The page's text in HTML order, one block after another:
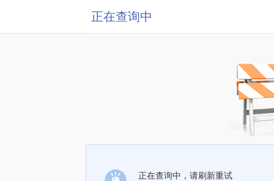
正在查询中
正在查询中，请刷新重试